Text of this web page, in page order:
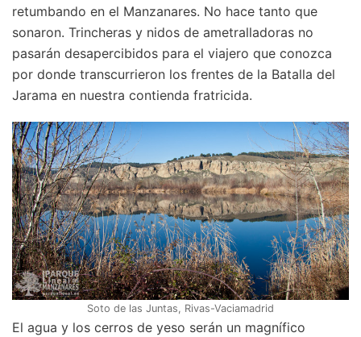
retumbando en el Manzanares. No hace tanto que
sonaron. Trincheras y nidos de ametralladoras no
pasarán desapercibidos para el viajero que conozca
por donde transcurrieron los frentes de la Batalla del
Jarama en nuestra contienda fratricida.
Soto de las Juntas, Rivas-Vaciamadrid
El agua y los cerros de yeso serán un magnífico